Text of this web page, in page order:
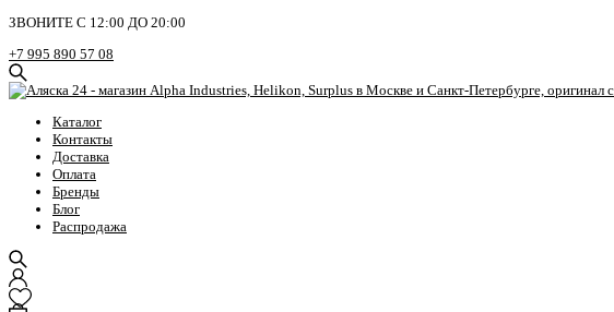
ЗВОНИТЕ С 12:00 ДО 20:00
+7 995 890 57 08
Каталог
Контакты
Доставка
Оплата
Бренды
Блог
Распродажа